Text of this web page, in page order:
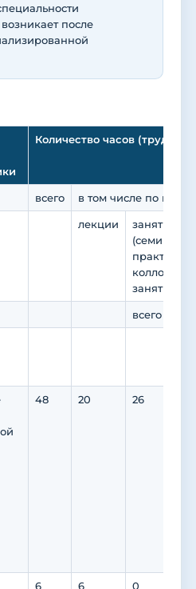
после
Количество часов
всего в том числе по
лекции
занятия
(семинары,
занятия)
всего
48 20 26
6 6 0